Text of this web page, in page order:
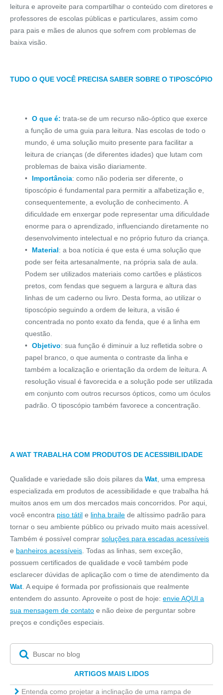
leitura e aproveite para compartilhar o conteúdo com diretores e
professores de escolas públicas e particulares, assim como
para pais e mães de alunos que sofrem com problemas de
baixa visão.
TUDO O QUE VOCÊ PRECISA SABER SOBRE O TIPOSCÓPIO
O que é: trata-se de um recurso não-óptico que exerce
a função de uma guia para leitura. Nas escolas de todo o
mundo, é uma solução muito presente para facilitar a
leitura de crianças (de diferentes idades) que lutam com
problemas de baixa visão diariamente.
Importância: como não poderia ser diferente, o
tiposcópio é fundamental para permitir a alfabetização e,
consequentemente, a evolução de conhecimento. A
dificuldade em enxergar pode representar uma dificuldade
enorme para o aprendizado, influenciando diretamente no
desenvolvimento intelectual e no próprio futuro da criança.
Material: a boa notícia é que esta é uma solução que
pode ser feita artesanalmente, na própria sala de aula.
Podem ser utilizados materiais como cartões e plásticos
pretos, com fendas que seguem a largura e altura das
linhas de um caderno ou livro. Desta forma, ao utilizar o
tiposcópio seguindo a ordem de leitura, a visão é
concentrada no ponto exato da fenda, que é a linha em
questão.
Objetivo: sua função é diminuir a luz refletida sobre o
papel branco, o que aumenta o contraste da linha e
também a localização e orientação da ordem de leitura. A
resolução visual é favorecida e a solução pode ser utilizada
em conjunto com outros recursos ópticos, como um óculos
padrão. O tiposcópio também favorece a concentração.
A WAT TRABALHA COM PRODUTOS DE ACESSIBILIDADE
Qualidade e variedade são dois pilares da Wat , uma empresa
especializada em produtos de acessibilidade e que trabalha há
muitos anos em um dos mercados mais concorridos. Por aqui,
você encontra piso tátil e linha braile de altíssimo padrão para
tornar o seu ambiente público ou privado muito mais acessível.
Também é possível comprar soluções para escadas acessíveis
e banheiros acessíveis . Todas as linhas, sem exceção,
possuem certificados de qualidade e você também pode
esclarecer dúvidas de aplicação com o time de atendimento da
Wat . A equipe é formada por profissionais que realmente
entendem do assunto. Aproveite o post de hoje: envie AQUI a
sua mensagem de contato e não deixe de perguntar sobre
preços e condições especiais.
ARTIGOS MAIS LIDOS
Entenda como projetar a inclinação de uma rampa de